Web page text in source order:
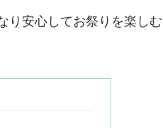
り安心してお祭りを楽しむ